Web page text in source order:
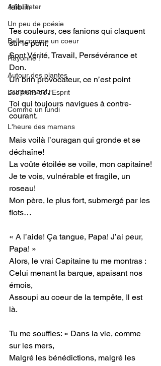
A feuilleter
Un peu de poésie
Belle comme un coeur
Rayonne !
Autour des plantes
Les fruits de l'Esprit
Comme un lundi
L'heure des mamans
faiblir.
Tes couleurs, ces fanions qui claquent
sur le pont,
Sont Vérité, Travail, Persévérance et
Don.
Un brin provocateur, ce n’est point
surprenant,
Toi qui toujours navigues à contre-
courant.
Mais voilà l’ouragan qui gronde et se
déchaîne!
La voûte étoilée se voile, mon capitaine!
Je te vois, vulnérable et fragile, un
roseau!
Mon père, le plus fort, submergé par les
flots…
« A l’aide! Ça tangue, Papa! J’ai peur,
Papa! »
Alors, le vrai Capitaine tu me montras :
Celui menant la barque, apaisant nos
émois,
Assoupi au coeur de la tempête, Il est
là.
Tu me souffles: « Dans la vie, comme
sur les mers,
Malgré les bénédictions, malgré les